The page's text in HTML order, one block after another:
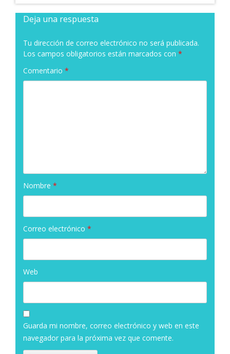
Deja una respuesta
Tu dirección de correo electrónico no será publicada.
Los campos obligatorios están marcados con *
Comentario *
Nombre *
Correo electrónico *
Web
Guarda mi nombre, correo electrónico y web en este
navegador para la próxima vez que comente.